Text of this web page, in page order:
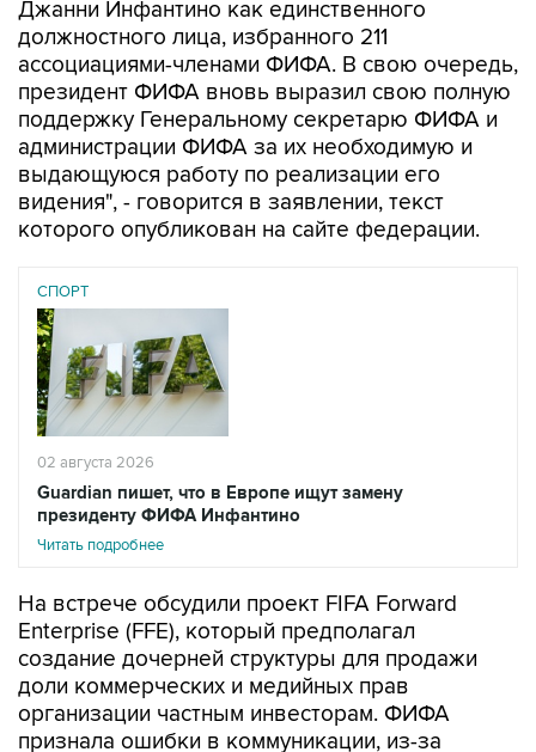
Джанни Инфантино как единственного
должностного лица, избранного 211
ассоциациями-членами ФИФА. В свою очередь,
президент ФИФА вновь выразил свою полную
поддержку Генеральному секретарю ФИФА и
администрации ФИФА за их необходимую и
выдающуюся работу по реализации его
видения", - говорится в заявлении, текст
которого опубликован на сайте федерации.
СПОРТ
02 августа 2026
Guardian пишет, что в Европе ищут замену
президенту ФИФА Инфантино
Читать подробнее
На встрече обсудили проект FIFA Forward
Enterprise (FFE), который предполагал
создание дочерней структуры для продажи
доли коммерческих и медийных прав
организации частным инвесторам. ФИФА
признала ошибки в коммуникации, из-за